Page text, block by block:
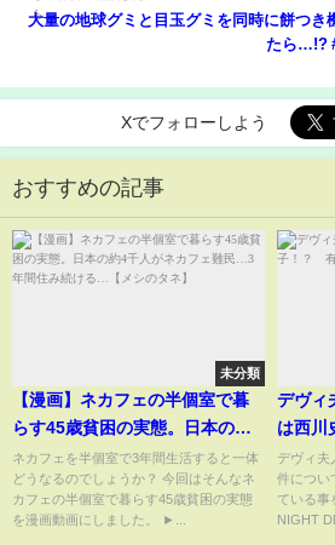
大量の地球グミと目玉グミを同時に餅つき
たら…!?
Xでフォローしよう
おすすめの記事
未分類
【漫画】ネカフェの半個室で暮
らす45歳貧困の実態。日本の約4
千人がネカフェ難民…3年間住み
続ける…【メシのタネ】
ネカフェを半個室で3年間生活すると一体
どうなるのでしょうか？ 今回はそんなネ
カフェの半個室で暮らす45歳貧困の実態
を漫画動画にしました。 ►...
デヴィ
は西川
ビる恐
デヴィ夫
件につい
ている事
NIGHT